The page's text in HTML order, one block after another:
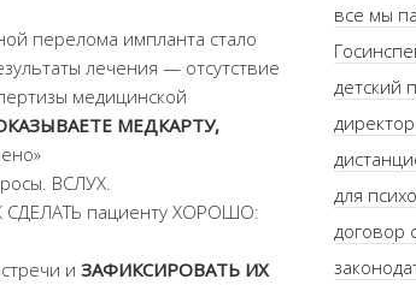
перелома импланта стало
лечения — отсутствие
медицинской
МЕДКАРТУ,
ВСЛУХ.
СДЕЛАТЬ пациенту ХОРОШО:
и ЗАФИКСИРОВАТЬ ИХ
все мы
детский
для
договор